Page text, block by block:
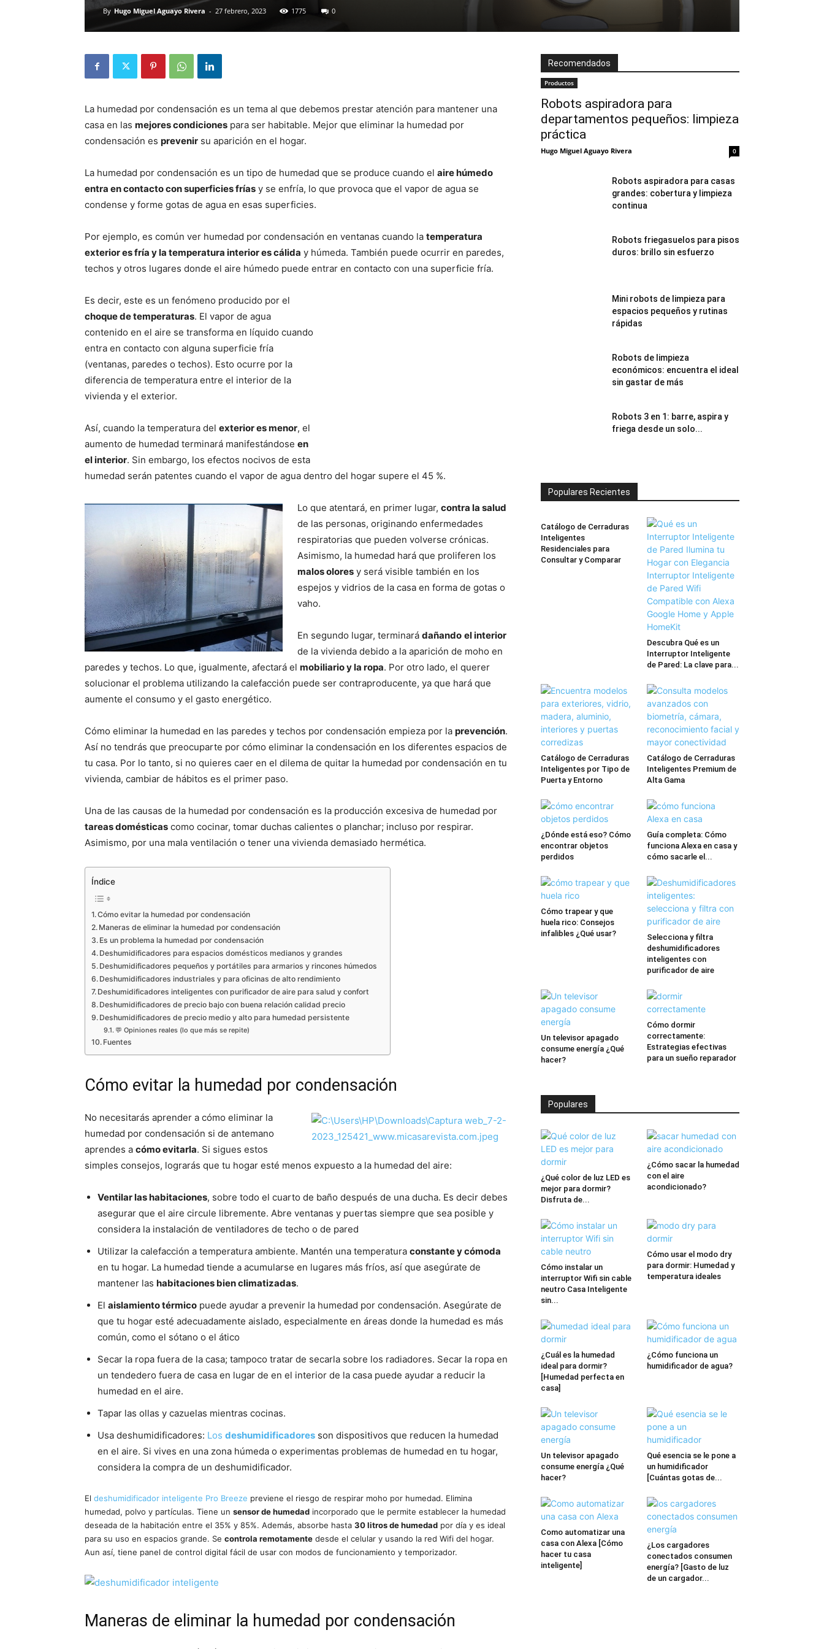
By Hugo Miguel Aguayo Rivera - 27 febrero, 2023 1775 0
La humedad por condensación es un tema al que debemos prestar atención para mantener una
casa en las mejores condiciones para ser habitable. Mejor que eliminar la humedad por
condensación es prevenir su aparición en el hogar.
La humedad por condensación es un tipo de humedad que se produce cuando el aire húmedo
entra en contacto con superficies frías y se enfría, lo que provoca que el vapor de agua se
condense y forme gotas de agua en esas superficies.
Por ejemplo, es común ver humedad por condensación en ventanas cuando la temperatura
exterior es fría y la temperatura interior es cálida y húmeda. También puede ocurrir en paredes,
techos y otros lugares donde el aire húmedo puede entrar en contacto con una superficie fría.
Es decir, este es un fenómeno producido por el
choque de temperaturas. El vapor de agua
contenido en el aire se transforma en líquido cuando
entra en contacto con alguna superficie fría
(ventanas, paredes o techos). Esto ocurre por la
diferencia de temperatura entre el interior de la
vivienda y el exterior.
Así, cuando la temperatura del exterior es menor, el
aumento de humedad terminará manifestándose en
el interior. Sin embargo, los efectos nocivos de esta
humedad serán patentes cuando el vapor de agua dentro del hogar supere el 45 %.
Lo que atentará, en primer lugar, contra la salud
de las personas, originando enfermedades
respiratorias que pueden volverse crónicas.
Asimismo, la humedad hará que proliferen los
malos olores y será visible también en los
espejos y vidrios de la casa en forma de gotas o
vaho.
En segundo lugar, terminará dañando el interior
de la vivienda debido a la aparición de moho en
paredes y techos. Lo que, igualmente, afectará el mobiliario y la ropa. Por otro lado, el querer
solucionar el problema utilizando la calefacción puede ser contraproducente, ya que hará que
aumente el consumo y el gasto energético.
Cómo eliminar la humedad en las paredes y techos por condensación empieza por la prevención.
Así no tendrás que preocuparte por cómo eliminar la condensación en los diferentes espacios de
tu casa. Por lo tanto, si no quieres caer en el dilema de quitar la humedad por condensación en tu
vivienda, cambiar de hábitos es el primer paso.
Una de las causas de la humedad por condensación es la producción excesiva de humedad por
tareas domésticas como cocinar, tomar duchas calientes o planchar; incluso por respirar.
Asimismo, por una mala ventilación o tener una vivienda demasiado hermética.
Índice
Cómo evitar la humedad por condensación
Maneras de eliminar la humedad por condensación
Es un problema la humedad por condensación
Deshumidificadores para espacios domésticos medianos y grandes
Deshumidificadores pequeños y portátiles para armarios y rincones húmedos
Deshumidificadores industriales y para oficinas de alto rendimiento
Deshumidificadores inteligentes con purificador de aire para salud y confort
Deshumidificadores de precio bajo con buena relación calidad precio
Deshumidificadores de precio medio y alto para humedad persistente
💬 Opiniones reales (lo que más se repite)
Fuentes
Cómo evitar la humedad por condensación
No necesitarás aprender a cómo eliminar la
humedad por condensación si de antemano
aprendes a cómo evitarla. Si sigues estos
simples consejos, lograrás que tu hogar esté menos expuesto a la humedad del aire:
Ventilar las habitaciones, sobre todo el cuarto de baño después de una ducha. Es decir debes
asegurar que el aire circule libremente. Abre ventanas y puertas siempre que sea posible y
considera la instalación de ventiladores de techo o de pared
Utilizar la calefacción a temperatura ambiente. Mantén una temperatura constante y cómoda
en tu hogar. La humedad tiende a acumularse en lugares más fríos, así que asegúrate de
mantener las habitaciones bien climatizadas.
El aislamiento térmico puede ayudar a prevenir la humedad por condensación. Asegúrate de
que tu hogar esté adecuadamente aislado, especialmente en áreas donde la humedad es más
común, como el sótano o el ático
Secar la ropa fuera de la casa; tampoco tratar de secarla sobre los radiadores. Secar la ropa en
un tendedero fuera de casa en lugar de en el interior de la casa puede ayudar a reducir la
humedad en el aire.
Tapar las ollas y cazuelas mientras cocinas.
Usa deshumidificadores: Los deshumidificadores son dispositivos que reducen la humedad
en el aire. Si vives en una zona húmeda o experimentas problemas de humedad en tu hogar,
considera la compra de un deshumidificador.
El deshumidificador inteligente Pro Breeze previene el riesgo de respirar moho por humedad. Elimina
humedad, polvo y partículas. Tiene un sensor de humedad incorporado que le permite establecer la humedad
deseada de la habitación entre el 35% y 85%. Además, absorbe hasta 30 litros de humedad por día y es ideal
para su uso en espacios grande. Se controla remotamente desde el celular y usando la red Wifi del hogar.
Aun así, tiene panel de control digital fácil de usar con modos de funcionamiento y temporizador.
Maneras de eliminar la humedad por condensación
Recomendados
Productos
Robots aspiradora para
departamentos pequeños: limpieza
práctica
Hugo Miguel Aguayo Rivera 0
Robots aspiradora para casas
grandes: cobertura y limpieza
continua
Robots friegasuelos para pisos
duros: brillo sin esfuerzo
Mini robots de limpieza para
espacios pequeños y rutinas
rápidas
Robots de limpieza
económicos: encuentra el ideal
sin gastar de más
Robots 3 en 1: barre, aspira y
friega desde un solo...
Populares Recientes
Catálogo de Cerraduras
Inteligentes
Residenciales para
Consultar y Comparar
Descubra Qué es un
Interruptor Inteligente
de Pared: La clave para...
Catálogo de Cerraduras
Inteligentes por Tipo de
Puerta y Entorno
Catálogo de Cerraduras
Inteligentes Premium de
Alta Gama
¿Dónde está eso? Cómo
encontrar objetos
perdidos
Guía completa: Cómo
funciona Alexa en casa y
cómo sacarle el...
Cómo trapear y que
huela rico: Consejos
infalibles ¿Qué usar?
Selecciona y filtra
deshumidificadores
inteligentes con
purificador de aire
Un televisor apagado
consume energía ¿Qué
hacer?
Cómo dormir
correctamente:
Estrategias efectivas
para un sueño reparador
Populares
¿Qué color de luz LED es
mejor para dormir?
Disfruta de...
¿Cómo sacar la humedad
con el aire
acondicionado?
Cómo instalar un
interruptor Wifi sin cable
neutro Casa Inteligente
sin...
Cómo usar el modo dry
para dormir: Humedad y
temperatura ideales
¿Cuál es la humedad
ideal para dormir?
[Humedad perfecta en
casa]
¿Cómo funciona un
humidificador de agua?
Un televisor apagado
consume energía ¿Qué
hacer?
Qué esencia se le pone a
un humidificador
[Cuántas gotas de...
Como automatizar una
casa con Alexa [Cómo
hacer tu casa
inteligente]
¿Los cargadores
conectados consumen
energía? [Gasto de luz
de un cargador...